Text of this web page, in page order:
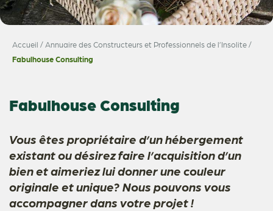
Accueil / Annuaire des Constructeurs et Professionnels de l’Insolite/
Fabulhouse Consulting
Fabulhouse Consulting
Vous êtes propriétaire d’un hébergement
existant ou désirez faire l’acquisition d’un
bien et aimeriez lui donner une couleur
originale et unique? Nous pouvons vous
accompagner dans votre projet !